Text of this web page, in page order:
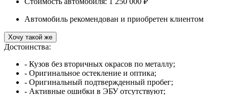
Автомобиль рекомендован и приобретен клиентом
Хочу такой же
Достоинства:
- Кузов без вторичных окрасов по металлу;
- Оригинальное остекление и оптика;
- Оригинальный подтвержденный пробег;
- Активные ошибки в ЭБУ отсутствуют;